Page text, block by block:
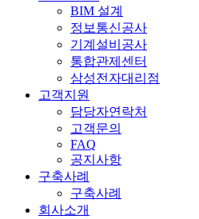
BIM 설계
정보통신공사
기계설비공사
통합관제센터
삼성전자대리점
고객지원
담당자연락처
고객문의
FAQ
공지사항
구축사례
구축사례
회사소개